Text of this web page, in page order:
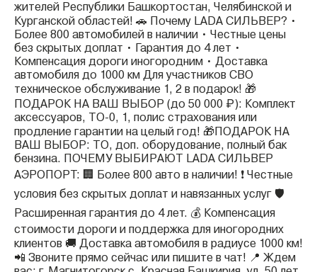
жителей Республики Башкортостан, Челябинской и
Курганской областей! 🚗 Почему LADA СИЛЬВЕР? •
Более 800 автомобилей в наличии • Честные цены
без скрытых доплат • Гарантия до 4 лет •
Компенсация дороги иногородним • Доставка
автомобиля до 1000 км Для участников СВО
техническое обслуживание 1, 2 в подарок! 🎁
ПОДАРОК НА ВАШ ВЫБОР (до 50 000 ₽): Комплект
аксессуаров, ТО-0, 1, полис страхования или
продление гарантии на целый год! 🎁ПОДАРОК НА
ВАШ ВЫБОР: ТО, доп. оборудование, полный бак
бензина. ПОЧЕМУ ВЫБИРАЮТ LADA СИЛЬВЕР
АЭРОПОРТ: 🏢 Более 800 авто в наличии! ❗️ Честные
условия без скрытых доплат и навязанных услуг 🛡️
Расширенная гарантия до 4 лет. 💰 Компенсация
стоимости дороги и поддержка для иногородних
клиентов 🚚 Доставка автомобиля в радиусе 1000 км!
📲 Звоните прямо сейчас или пишите в чат! 📍 Ждем